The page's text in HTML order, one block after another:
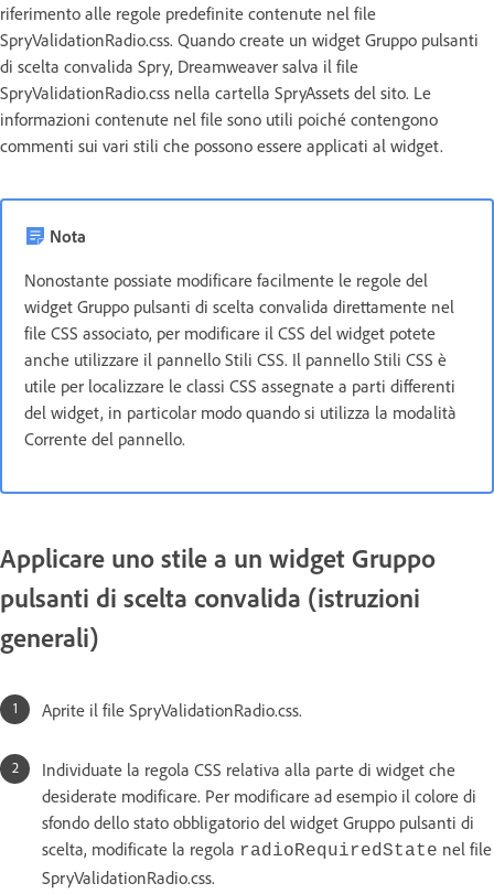
riferimento alle regole predefinite contenute nel file
SpryValidationRadio.css. Quando create un widget Gruppo pulsanti
di scelta convalida Spry, Dreamweaver salva il file
SpryValidationRadio.css nella cartella SpryAssets del sito. Le
informazioni contenute nel file sono utili poiché contengono
commenti sui vari stili che possono essere applicati al widget.
Nota
Nonostante possiate modificare facilmente le regole del
widget Gruppo pulsanti di scelta convalida direttamente nel
file CSS associato, per modificare il CSS del widget potete
anche utilizzare il pannello Stili CSS. Il pannello Stili CSS è
utile per localizzare le classi CSS assegnate a parti differenti
del widget, in particolar modo quando si utilizza la modalità
Corrente del pannello.
Applicare uno stile a un widget Gruppo
pulsanti di scelta convalida (istruzioni
generali)
Aprite il file SpryValidationRadio.css.
Individuate la regola CSS relativa alla parte di widget che
desiderate modificare. Per modificare ad esempio il colore di
sfondo dello stato obbligatorio del widget Gruppo pulsanti di
scelta, modificate la regola radioRequiredState nel file
SpryValidationRadio.css.